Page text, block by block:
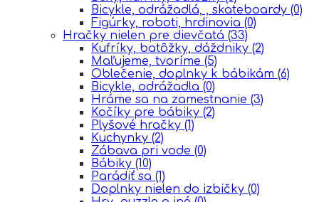
Bicykle, odrážadlá, , skateboardy (0)
Figúrky, roboti, hrdinovia (0)
Hračky nielen pre dievčatá (33)
Kufríky, batôžky, dáždniky (2)
Maľujeme, tvoríme (5)
Oblečenie, doplnky k bábikám (6)
Bicykle, odrážadla (0)
Hráme sa na zamestnanie (3)
Kočíky pre bábiky (2)
Plyšové hračky (1)
Kuchynky (2)
Zábava pri vode (0)
Bábiky (10)
Parádiť sa (1)
Doplnky nielen do izbičky (0)